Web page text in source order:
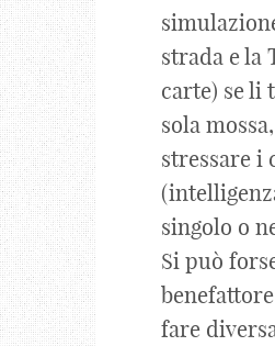
strada e la
carte) se li
sola
stressare i
singolo o
Si può
fare